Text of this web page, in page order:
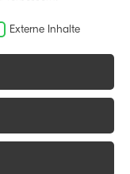
Externe Inhalte